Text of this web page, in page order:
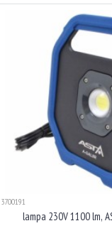
3700191
lampa 230V 1100 lm,